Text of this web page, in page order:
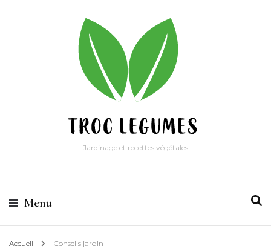
Jardinage et recettes végétales
Menu
Accueil Conseils jardin